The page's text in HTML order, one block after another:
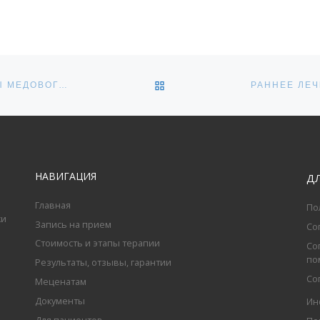
ВЫСОКИЕ ДОЗЫ ВИТАМИНА D3 ДЛЯ ПРОДЛЕНИЯ ФАЗЫ МЕДОВОГО МЕСЯЦА ОБРАТНО К СПИСКУ
НАВИГАЦИЯ
Главная
Запись на прием
Стоимость и этапы терапии
Результаты, отзывы, гарантии
Меценатам
Документы